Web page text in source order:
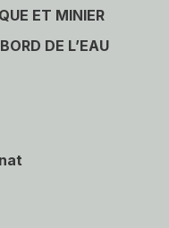
ET MINIER
DE L’EAU